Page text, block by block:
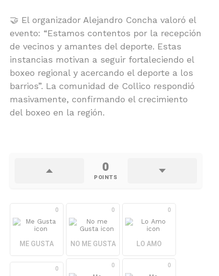
🤝 El organizador Alejandro Concha valoró el
evento: “Estamos contentos por la recepción
de vecinos y amantes del deporte. Estas
instancias motivan a seguir fortaleciendo el
boxeo regional y acercando el deporte a los
barrios”. La comunidad de Collico respondió
masivamente, confirmando el crecimiento
del boxeo en la región.
0
POINTS
0
ME GUSTA
0
NO ME GUSTA
0
LO AMO
0 0 0